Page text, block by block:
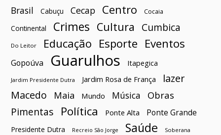
Brasil Cabuçu Cecap Centro Cocaia
Continental Crimes Cultura Cumbica
Do Leitor Educação Esporte Eventos
Gopoúva Guarulhos Itapegica
Jardim Presidente Dutra Jardim Rosa de França
lazer
Macedo
Maia Mundo Música Obras
Pimentas Política Ponte Alta Ponte Grande
Presidente Dutra Recreio São Jorge Saúde Soberana